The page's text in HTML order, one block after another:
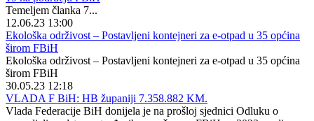
Temeljem članka 7...
12.06.23 13:00
Ekološka održivost – Postavljeni kontejneri za e-otpad u 35 općina
širom FBiH
Ekološka održivost – Postavljeni kontejneri za e-otpad u 35 općina
širom FBiH
30.05.23 12:18
VLADA F BiH: HB županiji 7.358.882 KM.
Vlada Federacije BiH donijela je na prošloj sjednici Odluku o